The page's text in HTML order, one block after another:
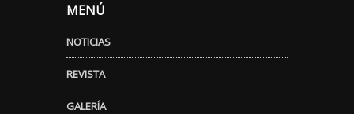
MENÚ
NOTICIAS
REVISTA
GALERÍA